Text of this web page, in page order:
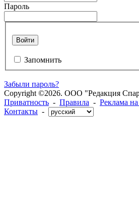
Пароль
Войти
Запомнить
Забыли пароль?
Copyright ©2026. ООО "Редакция
Приватность - Правила - Реклама
Контакты -